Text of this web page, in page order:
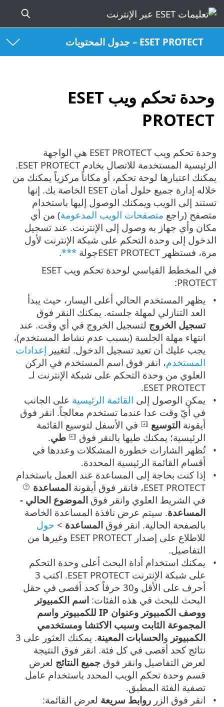
ESET PROTECT – جدول المحتويات
وحدة تحكم ويب ESET
PROTECT
وحدة تحكم ويب ESET PROTECT هي الواجهة
الرئيسية المستخدمة للاتصال بخادم ESET PROTECT.
يمكنك اعتبارها لوحة تحكم، أو مكاناً مركزياً يمكنك من
خلاله إدارة جميع حلول أمان ESET الخاصة بك. إنها
تستند إلى الويب ويمكنك الوصول إليها باستخدام
متصفح (راجع متصفحات الويب المدعومة) من أي
مكان وأي جهاز به وصول إلى الإنترنت. عند تسجيل
الدخول إلى وحدة التحكم على شبكة الإنترنت لأول
مرة، فستظهر ESET PROTECTجولة
***
.
في المخطط القياسي لوحدة تحكم ويب ESET
PROTECT:
يظهر المستخدم الحالي أعلى اليسار، حيث يبدأ
العد التنازلي لمهلة جلسته. يمكنك النقر فوق
تسجيل الخروج لتسجيل الخروج في أي وقت. عند
انتهاء مهلة الجلسة (بسبب عدم نشاط المستخدم)،
يجب عليك أن تعيد تسجيل الدخول. لتغيير إعدادات
المستخدم، انقر فوق اسم المستخدم في الركن
العلوي من وحدة التحكم على شبكة الإنترنت لـ
ESET PROTECT.
يمكن الوصول إلى القائمة الرئيسية على الجانب
في أيّ وقت عدا عندما تستخدم معالجاً. انقر فوق
أيقونةالتوسيع
في الأسفل لتوسيع القائمة
الرئيسية؛ يمكنك طيها بالنقر فوق
طي.
تُظهر الشارات خطورة المشكلات وعددها في
أقسام القائمة الرئيسية المحددة.
إذا كنت بحاجة إلى المساعدة عند العمل باستخدام
ESET PROTECT، فانقر فوق أيقونة
المساعدة
في الشريط العلوي وانقر فوقالموضوع الحالي -
المساعدة. سيتم عرض نافذة المساعدة الخاصة
بالصفحة الحالية. انقر فوقالمساعدة > حول
للاطلاع على إصدار ESET PROTECT وغيرها من
التفاصيل.
يمكنك استخدام أداة البحث أعلى وحدة التحكم
على شبكة الإنترنت ESET PROTECT. اكتب 3
أحرف على الأقل و30 حرفاً كحد أقصى في حقل
البحث للبحث في هذه الفئات:اسم الكمبيوتر
ووصف الكمبيوتر وعنوان IP للكمبيوتر
واسم
المجموعة الثابت وسبب الاكتشا ومستخدمي
الكمبيوتر والحسابات المعينة
. يمكنك العثور على 3
نتائج كحد أقصى في كل فئة. انقر فوق النتيجة
لعرض التفاصيل وانقر فوق جميع النتائج لعرض
قسم وحدة تحكم الويب المحدد باستخدام عامل
تصفية الفئة المطبق.
انقر فوق الزرروابط سريعة لعرض القائمة: